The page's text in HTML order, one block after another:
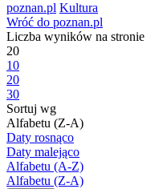
poznan.pl Kultura
Wróć do poznan.pl
Liczba wyników na stronie
20
10
20
30
Sortuj wg
Alfabetu (Z-A)
Daty rosnąco
Daty malejąco
Alfabetu (A-Z)
Alfabetu (Z-A)